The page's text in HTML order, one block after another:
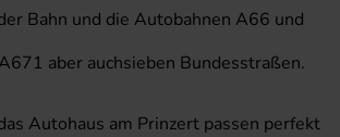
Bahn und die Autobahnen A66 und
aber auchsieben Bundesstraßen.
Autohaus am Prinzert passen perfekt